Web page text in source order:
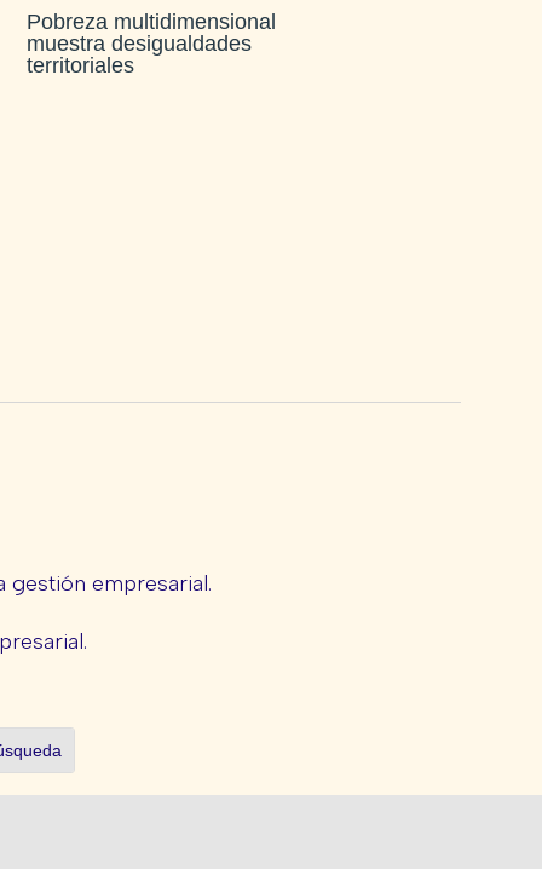
Pobreza multidimensional
muestra desigualdades
territoriales
gestión empresarial.